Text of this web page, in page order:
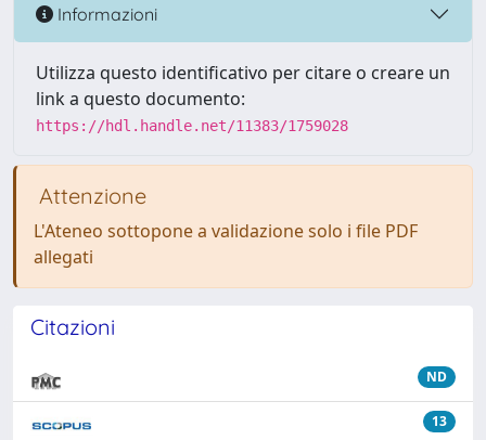
Informazioni
Utilizza questo identificativo per citare o creare un
link a questo documento:
https://hdl.handle.net/11383/1759028
Attenzione
L'Ateneo sottopone a validazione solo i file PDF
allegati
Citazioni
ND
13